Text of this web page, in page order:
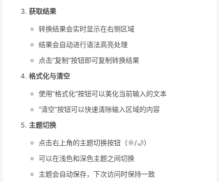
获取结果
转换结果会实时显示在右侧区域
结果会自动进行语法高亮处理
点击”复制”按钮即可复制转换结果
格式化与清空
使用”格式化”按钮可以美化当前输入的文本
“清空”按钮可以快速清除输入区域的内容
主题切换
点击右上角的主题切换按钮（🌞/🌙）
可以在浅色和深色主题之间切换
主题会自动保存，下次访问时保持一致